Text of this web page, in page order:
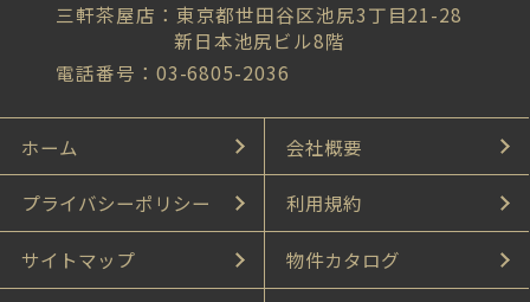
三軒茶屋店：東京都世田谷区池尻3丁目21-28
新日本池尻ビル8階
電話番号：03-6805-2036
ホーム 会社概要
プライバシーポリシー 利用規約
サイトマップ 物件カタログ